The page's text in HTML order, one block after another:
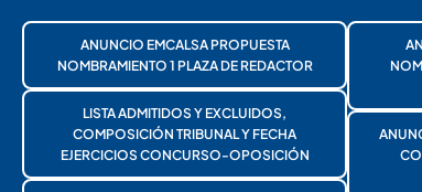
ANUNCIO EMCALSA PROPUESTA
NOMBRAMIENTO 1 PLAZA DE REDACTOR
LISTA ADMITIDOS Y EXCLUIDOS,
COMPOSICIÓN TRIBUNAL Y FECHA
EJERCICIOS CONCURSO-OPOSICIÓN